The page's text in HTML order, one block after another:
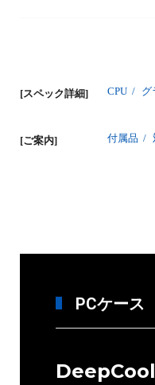
[スペック詳細] CPU / グ
[ご案内] 付属品 /
PCケース